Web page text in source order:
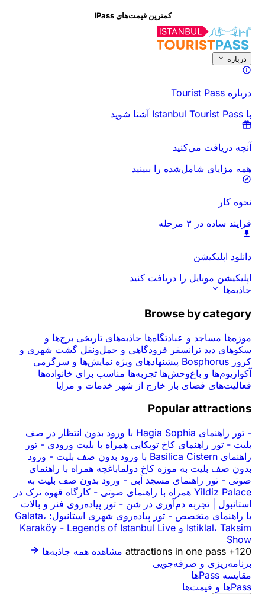
کمترین قیمت‌های Pass!
درباره
درباره Tourist Pass
با Istanbul Tourist Pass آشنا شوید
آنچه دریافت می‌کنید
همه مزایای شامل‌شده را ببینید
نحوه کار
فرایند ساده در ۳ مرحله
دانلود اپلیکیشن
اپلیکیشن موبایل را دریافت کنید
جاذبه‌ها
Browse by category
موزه‌ها مساجد و عبادتگاه‌ها جاذبه‌های تاریخی برج‌ها و
سکوهای دید ترانسفر فرودگاهی و حمل‌ونقل گشت شهری و
کروز Bosphorus
پیشنهادهای ویژه نمایش‌ها و سرگرمی
آکواریوم‌ها و باغ‌وحش‌ها تجربه‌ها مناسب برای خانواده‌ها
فعالیت‌های فضای باز خارج از شهر خدمات و مزایا
Popular attractions
-
تور راهنمای Hagia Sophia با ورود بدون انتظار در صف
بلیت - تور راهنمای کاخ توپکاپی همراه با بلیت ورودی - تور
راهنمای Basilica Cistern با ورود بدون صف بلیت
- ورود
بدون صف بلیت به موزه کاخ دولما‌باغچه همراه با راهنمای
صوتی - تور راهنمای مسجد آبی - ورود بدون صف بلیت به
Yildiz Palace همراه با راهنمای صوتی
- کارگاه قهوه ترک در
استانبول | تجربه دم‌آوری در شن - تور پیاده‌روی فنر و بالات
با راهنمای متخصص -
تور پیاده‌روی شهری استانبول: Galata،
Istiklal، Taksim و Karaköy
- Legends of Istanbul Live
Show
120+ attractions in one pass
مشاهده همه جاذبه‌ها
برنامه‌ریزی و صرفه‌جویی
مقایسه Passها
Passها و قیمت‌ها
نمای کلی زمان‌ها و مدت همه چیز درباره